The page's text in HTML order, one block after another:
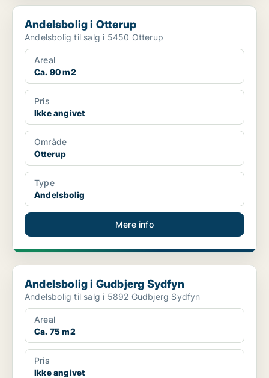
Andelsbolig i Otterup
Andelsbolig i Otterup
Andelsbolig til salg i 5450 Otterup
Areal
Ca. 90 m2
Pris
Ikke angivet
Område
Otterup
Type
Andelsbolig
Mere info
Andelsbolig i Gudbjerg Sydfyn
Andelsbolig i Gudbjerg Sydfyn
Andelsbolig til salg i 5892 Gudbjerg Sydfyn
Areal
Ca. 75 m2
Pris
Ikke angivet